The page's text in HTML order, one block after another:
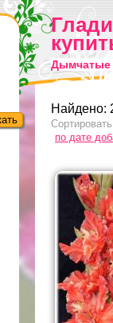
Дымчатые
Найдено:
по дате